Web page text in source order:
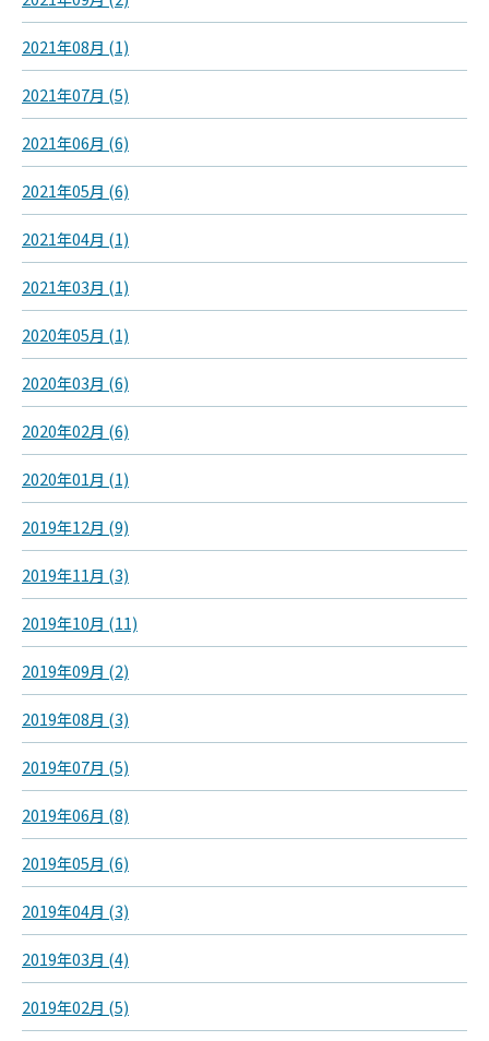
2021年08月 (1)
2021年07月 (5)
2021年06月 (6)
2021年05月 (6)
2021年04月 (1)
2021年03月 (1)
2020年05月 (1)
2020年03月 (6)
2020年02月 (6)
2020年01月 (1)
2019年12月 (9)
2019年11月 (3)
2019年10月 (11)
2019年09月 (2)
2019年08月 (3)
2019年07月 (5)
2019年06月 (8)
2019年05月 (6)
2019年04月 (3)
2019年03月 (4)
2019年02月 (5)